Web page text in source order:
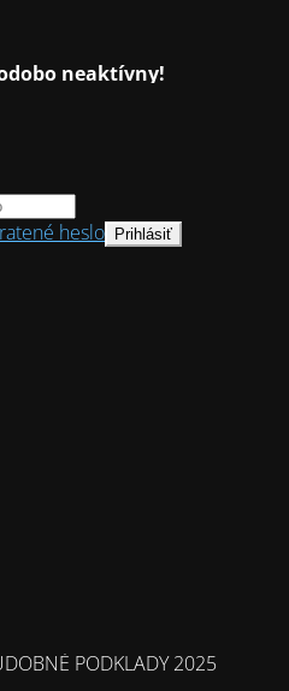
neaktívny!
PODKLADY 2025
heslo